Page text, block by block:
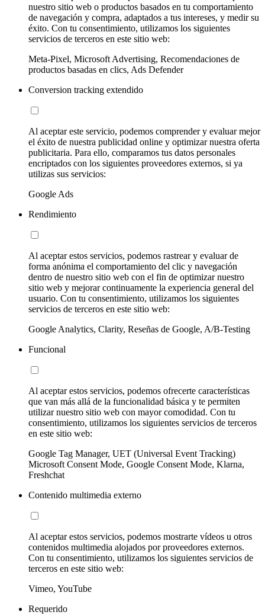
nuestro sitio web o productos basados en tu comportamiento
de navegación y compra, adaptados a tus intereses, y medir su
éxito. Con tu consentimiento, utilizamos los siguientes
servicios de terceros en este sitio web:
Meta-Pixel, Microsoft Advertising, Recomendaciones de
productos basadas en clics, Ads Defender
Conversion tracking extendido
Al aceptar este servicio, podemos comprender y evaluar mejor
el éxito de nuestra publicidad online y optimizar nuestra oferta
publicitaria. Para ello, comparamos tus datos personales
encriptados con los siguientes proveedores externos, si ya
utilizas sus servicios:
Google Ads
Rendimiento
Al aceptar estos servicios, podemos rastrear y evaluar de
forma anónima el comportamiento del clic y navegación
dentro de nuestro sitio web con el fin de optimizar nuestro
sitio web y mejorar continuamente la experiencia general del
usuario. Con tu consentimiento, utilizamos los siguientes
servicios de terceros en este sitio web:
Google Analytics, Clarity, Reseñas de Google, A/B-Testing
Funcional
Al aceptar estos servicios, podemos ofrecerte características
que van más allá de la funcionalidad básica y te permiten
utilizar nuestro sitio web con mayor comodidad. Con tu
consentimiento, utilizamos los siguientes servicios de terceros
en este sitio web:
Google Tag Manager, UET (Universal Event Tracking)
Microsoft Consent Mode, Google Consent Mode, Klarna,
Freshchat
Contenido multimedia externo
Al aceptar estos servicios, podemos mostrarte vídeos u otros
contenidos multimedia alojados por proveedores externos.
Con tu consentimiento, utilizamos los siguientes servicios de
terceros en este sitio web:
Vimeo, YouTube
Requerido